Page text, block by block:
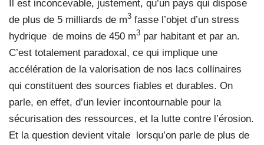
Il est inconcevable, justement, qu’un pays qui dispose
de plus de 5 milliards de m3 fasse l’objet d’un stress
hydrique de moins de 450 m3 par habitant et par an.
C’est totalement paradoxal, ce qui implique une
accélération de la valorisation de nos lacs collinaires
qui constituent des sources fiables et durables. On
parle, en effet, d’un levier incontournable pour la
sécurisation des ressources, et la lutte contre l’érosion.
Et la question devient vitale lorsqu’on parle de plus de